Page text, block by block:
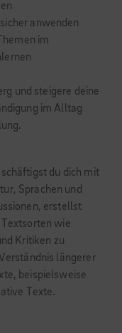
anwenden
im
und steigere deine
im Alltag
du dich mit
Sprachen und
erstellst
wie
Kritiken zu
längerer
beispielsweise
Texte.